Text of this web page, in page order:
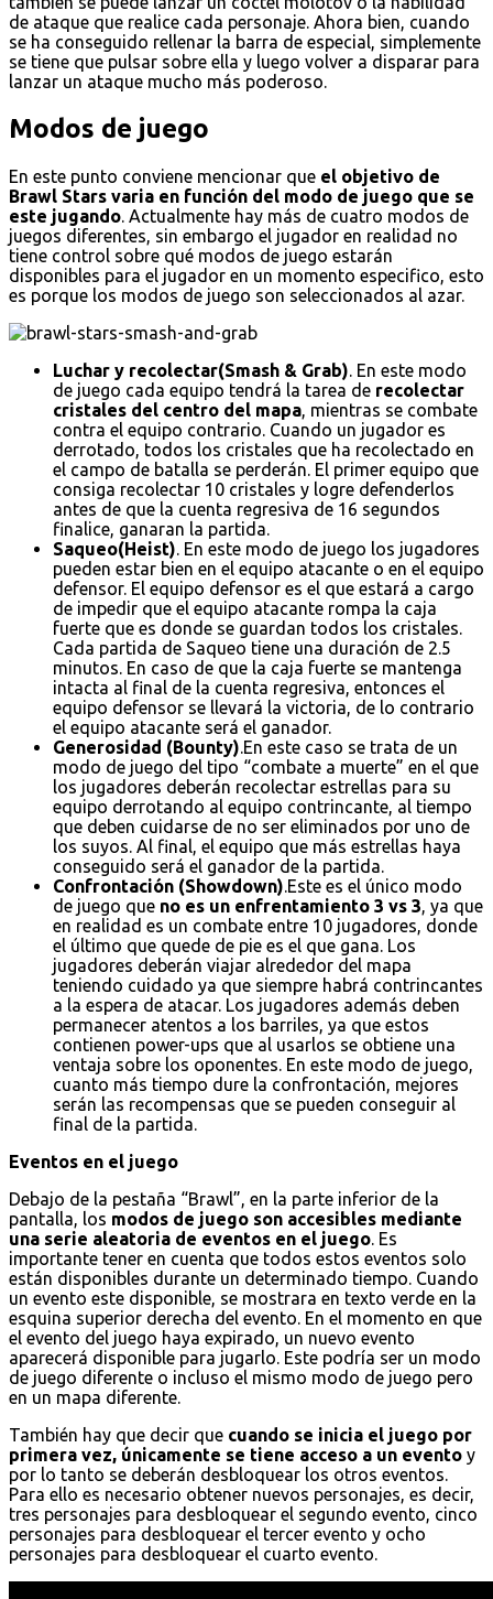
de ataque que realice cada personaje. Ahora bien, cuando
se ha conseguido rellenar la barra de especial, simplemente
se tiene que pulsar sobre ella y luego volver a disparar para
lanzar un ataque mucho más poderoso.
Modos de juego
En este punto conviene mencionar que el objetivo de
Brawl Stars varia en función del modo de juego que se
este jugando. Actualmente hay más de cuatro modos de
juegos diferentes, sin embargo el jugador en realidad no
tiene control sobre qué modos de juego estarán
disponibles para el jugador en un momento especifico, esto
es porque los modos de juego son seleccionados al azar.
Luchar y recolectar(Smash & Grab). En este modo
de juego cada equipo tendrá la tarea de recolectar
cristales del centro del mapa, mientras se combate
contra el equipo contrario. Cuando un jugador es
derrotado, todos los cristales que ha recolectado en
el campo de batalla se perderán. El primer equipo que
consiga recolectar 10 cristales y logre defenderlos
antes de que la cuenta regresiva de 16 segundos
finalice, ganaran la partida.
Saqueo(Heist). En este modo de juego los jugadores
pueden estar bien en el equipo atacante o en el equipo
defensor. El equipo defensor es el que estará a cargo
de impedir que el equipo atacante rompa la caja
fuerte que es donde se guardan todos los cristales.
Cada partida de Saqueo tiene una duración de 2.5
minutos. En caso de que la caja fuerte se mantenga
intacta al final de la cuenta regresiva, entonces el
equipo defensor se llevará la victoria, de lo contrario
el equipo atacante será el ganador.
Generosidad (Bounty).En este caso se trata de un
modo de juego del tipo “combate a muerte” en el que
los jugadores deberán recolectar estrellas para su
equipo derrotando al equipo contrincante, al tiempo
que deben cuidarse de no ser eliminados por uno de
los suyos. Al final, el equipo que más estrellas haya
conseguido será el ganador de la partida.
Confrontación (Showdown).Este es el único modo
de juego que no es un enfrentamiento 3 vs 3, ya que
en realidad es un combate entre 10 jugadores, donde
el último que quede de pie es el que gana. Los
jugadores deberán viajar alrededor del mapa
teniendo cuidado ya que siempre habrá contrincantes
a la espera de atacar. Los jugadores además deben
permanecer atentos a los barriles, ya que estos
contienen power-ups que al usarlos se obtiene una
ventaja sobre los oponentes. En este modo de juego,
cuanto más tiempo dure la confrontación, mejores
serán las recompensas que se pueden conseguir al
final de la partida.
Eventos en el juego
Debajo de la pestaña “Brawl”, en la parte inferior de la
pantalla, los modos de juego son accesibles mediante
una serie aleatoria de eventos en el juego. Es
importante tener en cuenta que todos estos eventos solo
están disponibles durante un determinado tiempo. Cuando
un evento este disponible, se mostrara en texto verde en la
esquina superior derecha del evento. En el momento en que
el evento del juego haya expirado, un nuevo evento
aparecerá disponible para jugarlo. Este podría ser un modo
de juego diferente o incluso el mismo modo de juego pero
en un mapa diferente.
También hay que decir que cuando se inicia el juego por
primera vez, únicamente se tiene acceso a un evento y
por lo tanto se deberán desbloquear los otros eventos.
Para ello es necesario obtener nuevos personajes, es decir,
tres personajes para desbloquear el segundo evento, cinco
personajes para desbloquear el tercer evento y ocho
personajes para desbloquear el cuarto evento.